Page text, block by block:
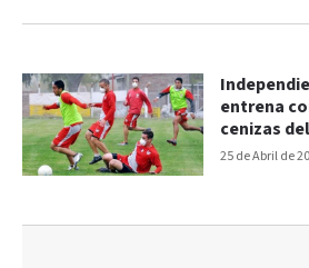
25 de Abril de
entrena
cenizas